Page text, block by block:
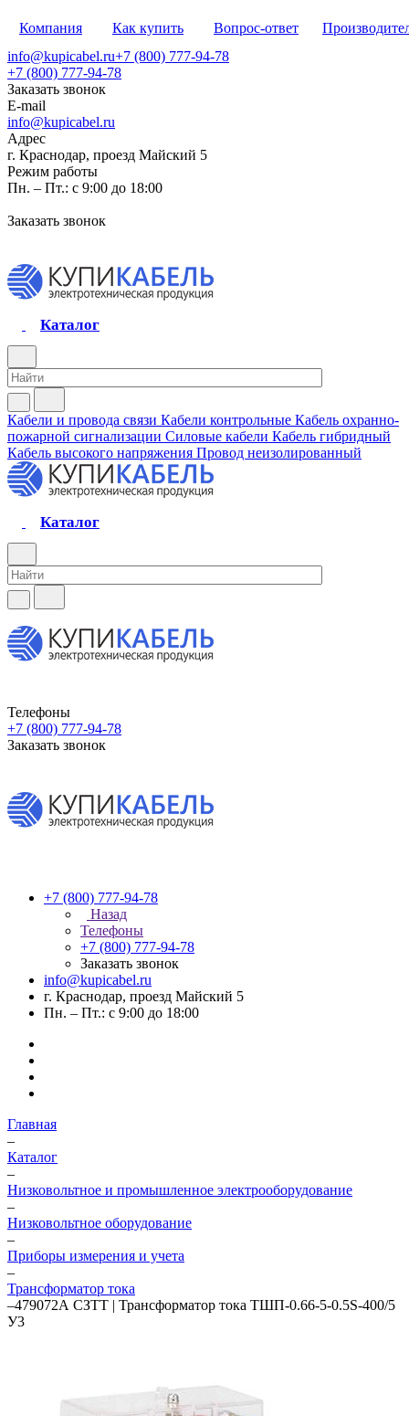
Компания Как купить Вопрос-ответ
info@kupicabel.ru+7 (800) 777-94-78
+7 (800) 777-94-78
Заказать звонок
E-mail
info@kupicabel.ru
Адрес
г. Краснодар, проезд Майский 5
Режим работы
Пн. – Пт.: с 9:00 до 18:00
Заказать звонок
Каталог
Кабели и провода связи Кабели контрольные Кабель охранно-
пожарной сигнализации Силовые кабели Кабель гибридный
Кабель высокого напряжения Провод неизолированный
Каталог
Телефоны
+7 (800) 777-94-78
Заказать звонок
+7 (800) 777-94-78
Назад
Телефоны
+7 (800) 777-94-78
Заказать звонок
info@kupicabel.ru
г. Краснодар, проезд Майский 5
Пн. – Пт.: с 9:00 до 18:00
Главная
–
Каталог
–
Низковольтное и промышленное электрооборудование
–
Низковольтное оборудование
–
Приборы измерения и учета
–
Трансформатор тока
–479072А СЗТТ | Трансформатор тока ТШП-0.66-5-0.5S-400/5
У3